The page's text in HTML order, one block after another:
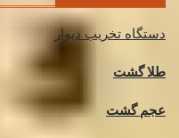
دستگاه تخریب دیوار
طلا گشت
عجم گشت